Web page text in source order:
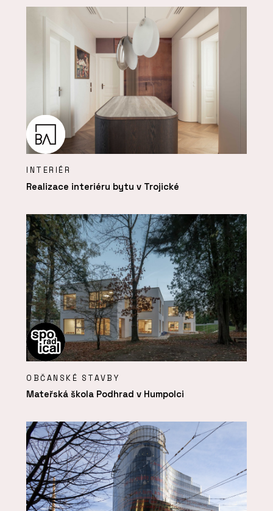
INTERIÉR
Realizace interiéru bytu v Trojické
OBČANSKÉ STAVBY
Mateřská škola Podhrad v Humpolci